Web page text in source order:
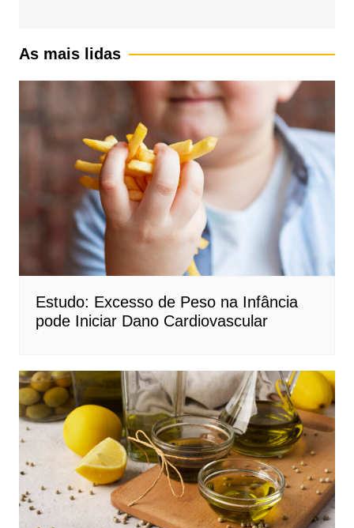
As mais lidas
Estudo: Excesso de Peso na Infância
pode Iniciar Dano Cardiovascular